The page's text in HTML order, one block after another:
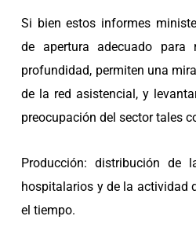
Si bien estos informes
de apertura adecuado para
profundidad, permiten una
de la red asistencial, y
preocupación del sector tales
Producción: distribución de
hospitalarios y de la actividad
el tiempo.